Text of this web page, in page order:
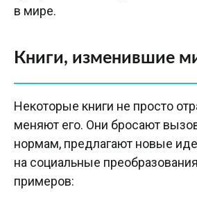
в мире.
Книги, изменившие
Некоторые книги не просто
меняют его. Они бросают
нормам, предлагают новые
на социальные
примеров: